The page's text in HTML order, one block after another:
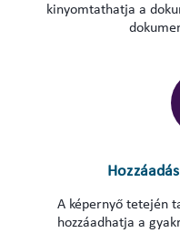
kinyomtathatja a
A képernyő tetején
hozzáadhatja a